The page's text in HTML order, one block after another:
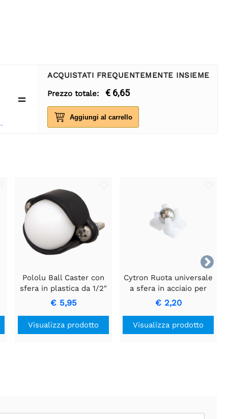
40 pezzi
=
ACQUISTATI FREQUENTEMENTE INSIEME
Prezzo totale:
€ 6,65
Aggiungi al carrello

Pololu Ball Caster con
sfera in plastica da 1/2″
€ 5,95
Visualizza prodotto
Cytron Ruota universale
a sfera in acciaio per
vuoto MBot N20
€ 2,20
Visualizza prodotto